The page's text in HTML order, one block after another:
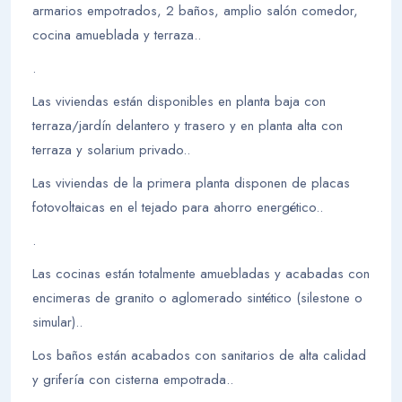
armarios empotrados, 2 baños, amplio salón comedor,
cocina amueblada y terraza..
.
Las viviendas están disponibles en planta baja con
terraza/jardín delantero y trasero y en planta alta con
terraza y solarium privado..
Las viviendas de la primera planta disponen de placas
fotovoltaicas en el tejado para ahorro energético..
.
Las cocinas están totalmente amuebladas y acabadas con
encimeras de granito o aglomerado sintético (silestone o
simular)..
Los baños están acabados con sanitarios de alta calidad
y grifería con cisterna empotrada..